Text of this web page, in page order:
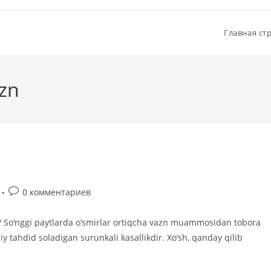
Главная
Комментарии
записи:
0 комментариев
paytlarda o‘smirlar ortiqcha vazn muammosidan tobora
tahdid soladigan surunkali kasallikdir. Xo‘sh, qanday qilib